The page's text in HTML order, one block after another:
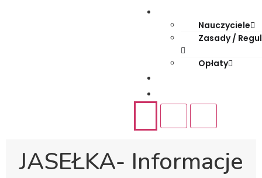
Nauczyciele
Zasady /
Opłaty
JASEŁKA- Informacje